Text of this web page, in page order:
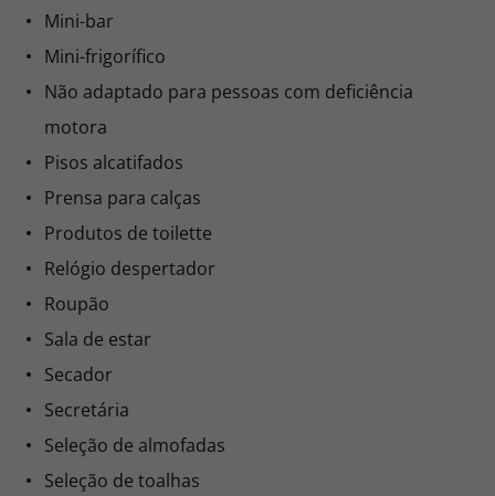
Mini-bar
Mini-frigorífico
Não adaptado para pessoas com deficiência
motora
Pisos alcatifados
Prensa para calças
Produtos de toilette
Relógio despertador
Roupão
Sala de estar
Secador
Secretária
Seleção de almofadas
Seleção de toalhas